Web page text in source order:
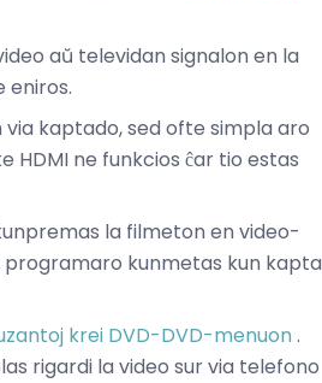
aŭ televidan signalon en la
eniros.
via kaptado, sed ofte simpla aro
HDMI ne funkcios ĉar tio estas
la filmeton en video-
programaro kunmetas kun kapta
krei DVD-DVD-menuon.
rigardi la video sur via telefono